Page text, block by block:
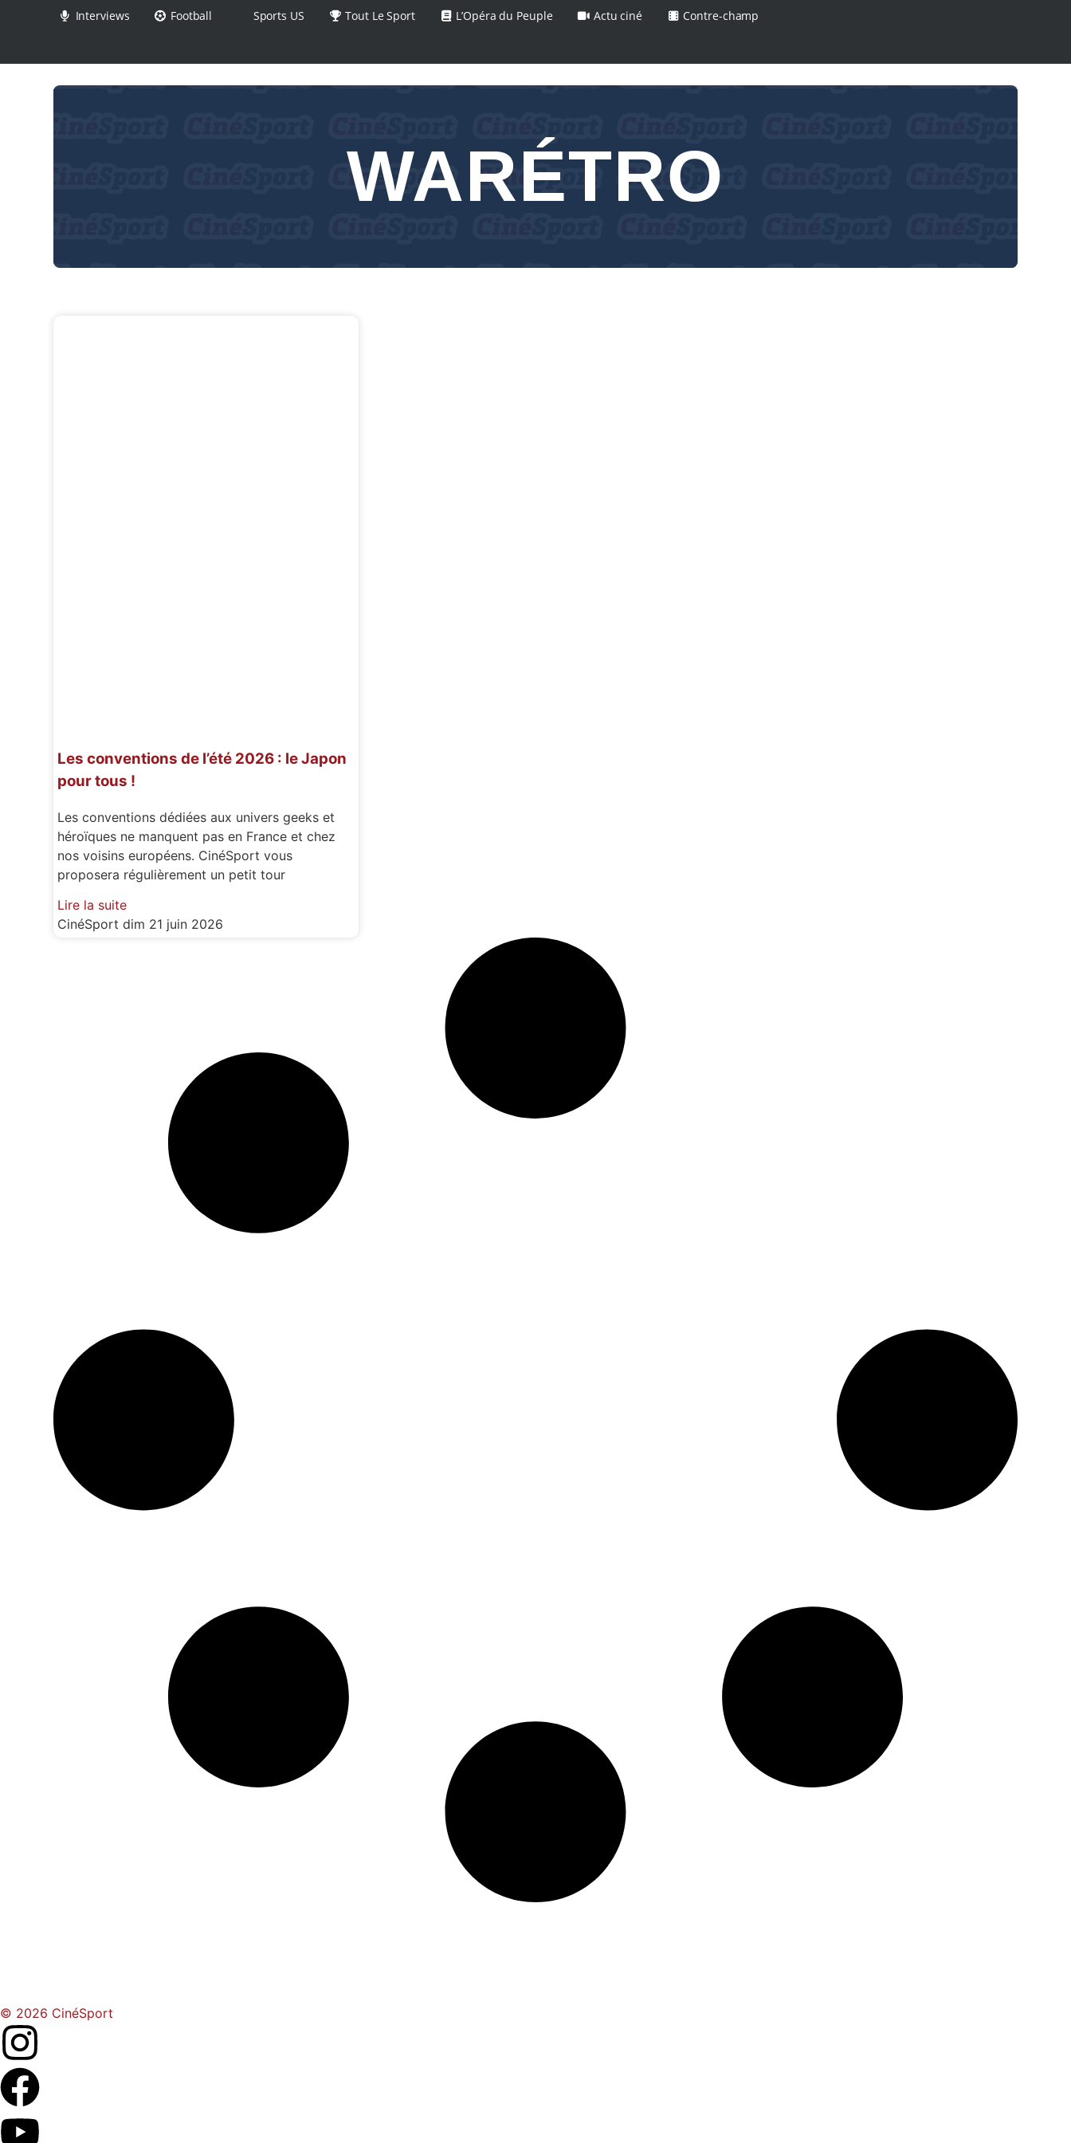
Interviews Football Sports US Tout Le Sport L’Opéra du Peuple Actu ciné Contre-champ
WARÉTRO
Les conventions de l’été 2026 : le Japon
pour tous !
Les conventions dédiées aux univers geeks et
héroïques ne manquent pas en France et chez
nos voisins européens. CinéSport vous
proposera régulièrement un petit tour
Lire la suite
CinéSportdim 21 juin 2026
© 2026 CinéSport